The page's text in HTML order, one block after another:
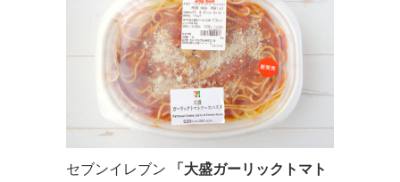
セブンイレブン 「大盛ガーリックトマト